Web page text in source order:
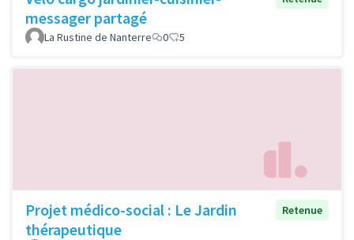
messager partagé
La Rustine de Nanterre 0 5
Projet médico-social : Le Jardin
thérapeutique
Retenue